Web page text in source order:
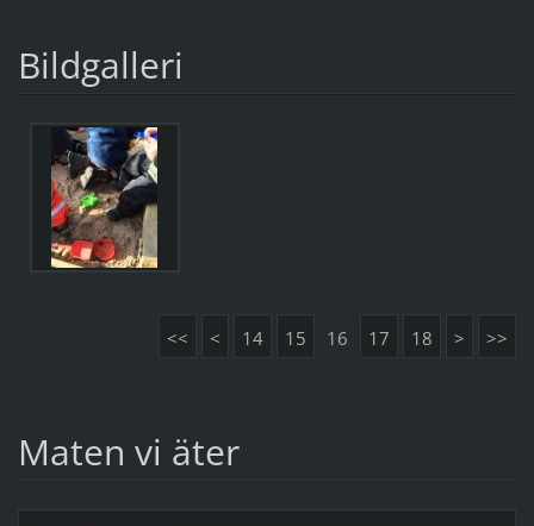
Bildgalleri
<< < 14 15 16 17 18 > >>
Maten vi äter